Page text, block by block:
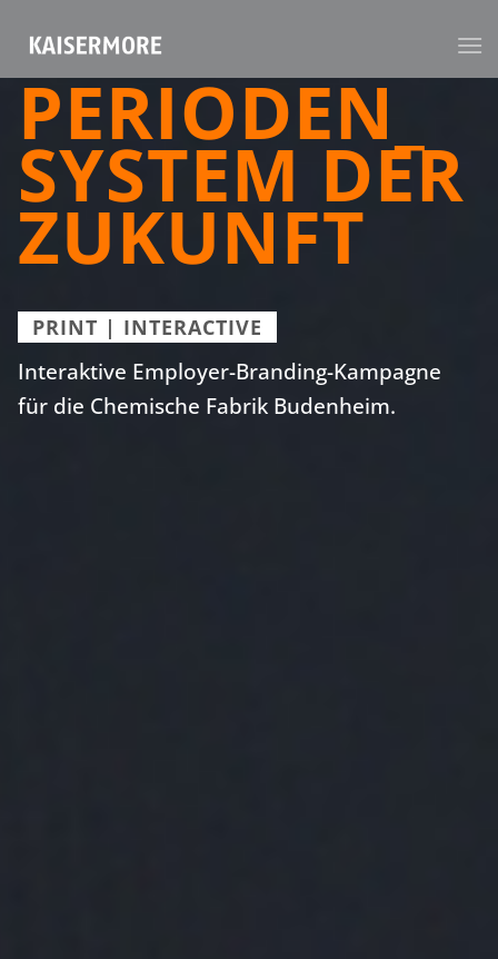
PERIODEN_
SYSTEM DER
ZUKUNFT
PRINT | INTERACTIVE
Interaktive Employer-Branding-Kampagne
für die Chemische Fabrik Budenheim.